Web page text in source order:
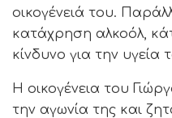
οικογένειά του.
κατάχρηση αλκοόλ,
κίνδυνο για την υγεία
Η οικογένεια του
την αγωνία της και